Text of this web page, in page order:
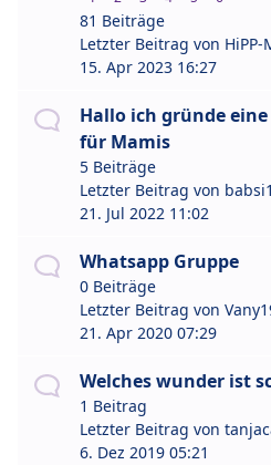
81 Beiträge
Letzter Beitrag von
15. Apr 2023 16:27
Hallo ich gründe
für Mamis
5 Beiträge
Letzter Beitrag von
21. Jul 2022 11:02
Whatsapp Gruppe
0 Beiträge
Letzter Beitrag von
21. Apr 2020 07:29
Welches wunder ist
1 Beitrag
Letzter Beitrag von
6. Dez 2019 05:21